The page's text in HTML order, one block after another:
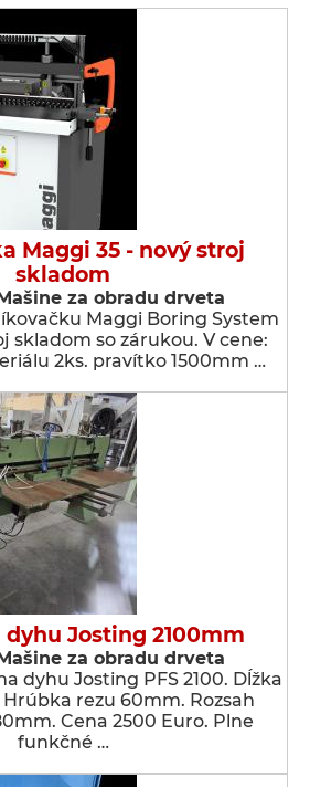
Maggi 35 - nový stroj
skladom
za obradu drveta
Maggi Boring System
skladom so zárukou. V cene:
2ks. pravítko 1500mm …
dyhu Josting 2100mm
za obradu drveta
dyhu Josting PFS 2100. Dĺžka
rezu 60mm. Rozsah
Cena 2500 Euro. Plne
funkčné …